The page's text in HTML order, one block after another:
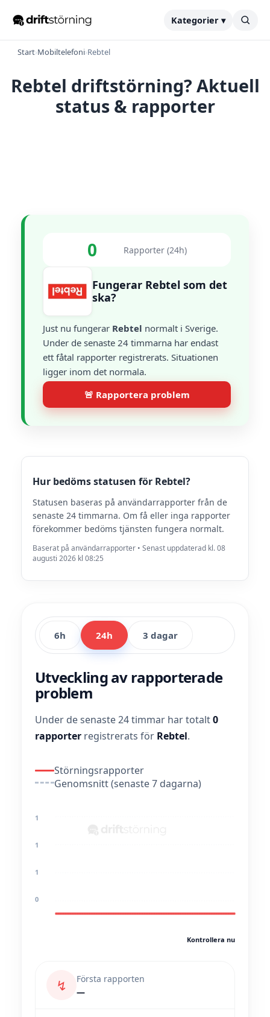
Kategorier ▾
Start›Mobiltelefoni›Rebtel
Rebtel driftstörning? Aktuell
status & rapporter
0 Rapporter (24h)
Fungerar Rebtel som det
ska?
Just nu fungerar Rebtel normalt i Sverige.
Under de senaste 24 timmarna har endast
ett fåtal rapporter registrerats. Situationen
ligger inom det normala.
🚨 Rapportera problem
Hur bedöms statusen för Rebtel?
Statusen baseras på användarrapporter från de
senaste 24 timmarna. Om få eller inga rapporter
förekommer bedöms tjänsten fungera normalt.
Baserat på användarrapporter • Senast uppdaterad kl. 08
augusti 2026 kl 08:25
6h 24h 3 dagar
Utveckling av rapporterade
problem
Under de senaste 24 timmar har totalt0
rapporter registrerats för Rebtel.
Störningsrapporter
Genomsnitt (senaste 7 dagarna)
1
1
1
0
Kontrollera nu
↯
Första rapporten
—